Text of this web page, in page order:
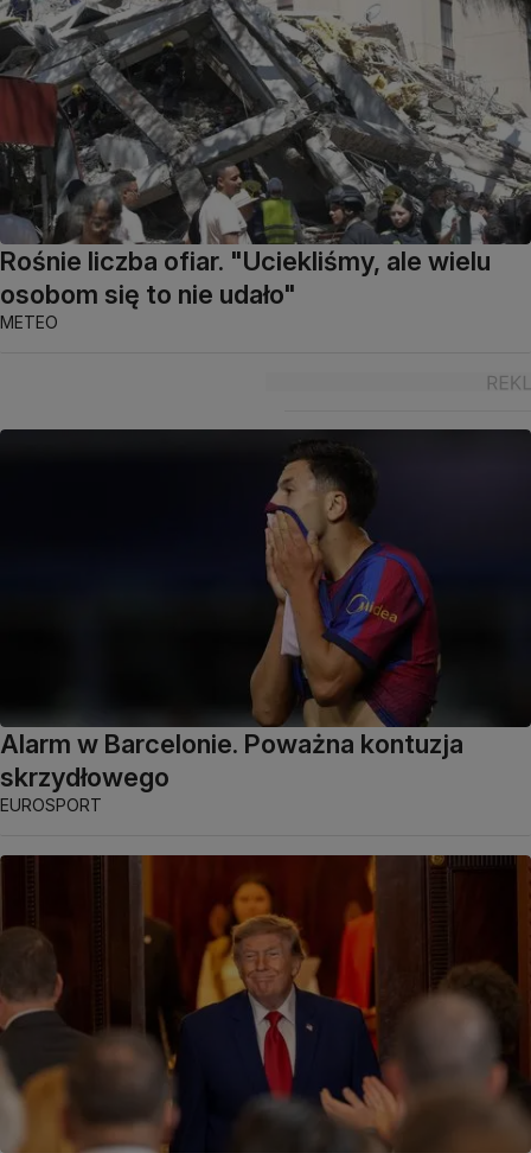
Rośnie liczba ofiar. "Uciekliśmy, ale wielu
osobom się to nie udało"
METEO
Alarm w Barcelonie. Poważna kontuzja
skrzydłowego
EUROSPORT